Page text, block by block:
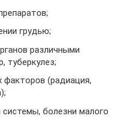
грудью;
различными
туберкулез;
факторов (радиация,
болезни малого